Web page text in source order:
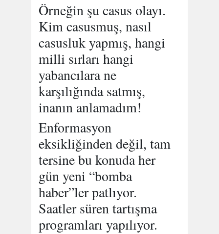
Örneğin şu casus olayı.
Kim casusmuş, nasıl
casusluk yapmış, hangi
milli sırları hangi
yabancılara ne
karşılığında satmış,
inanın anlamadım!
Enformasyon
eksikliğinden değil, tam
tersine bu konuda her
gün yeni “bomba
haber”ler patlıyor.
Saatler süren tartışma
programları yapılıyor.